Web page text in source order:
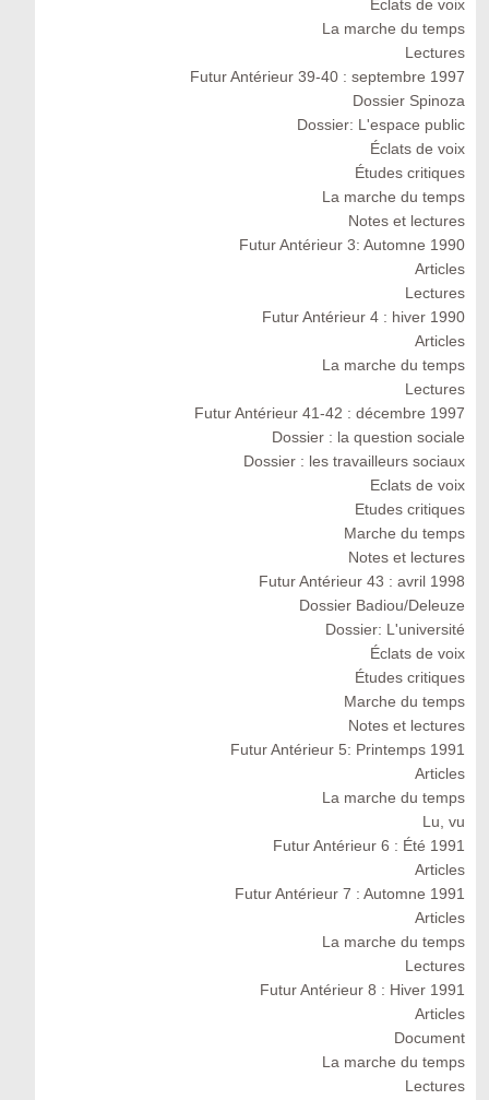
Eclats de voix
La marche du temps
Lectures
Futur Antérieur 39-40 : septembre 1997
Dossier Spinoza
Dossier: L'espace public
Éclats de voix
Études critiques
La marche du temps
Notes et lectures
Futur Antérieur 3: Automne 1990
Articles
Lectures
Futur Antérieur 4 : hiver 1990
Articles
La marche du temps
Lectures
Futur Antérieur 41-42 : décembre 1997
Dossier : la question sociale
Dossier : les travailleurs sociaux
Eclats de voix
Etudes critiques
Marche du temps
Notes et lectures
Futur Antérieur 43 : avril 1998
Dossier Badiou/Deleuze
Dossier: L'université
Éclats de voix
Études critiques
Marche du temps
Notes et lectures
Futur Antérieur 5: Printemps 1991
Articles
La marche du temps
Lu, vu
Futur Antérieur 6 : Été 1991
Articles
Futur Antérieur 7 : Automne 1991
Articles
La marche du temps
Lectures
Futur Antérieur 8 : Hiver 1991
Articles
Document
La marche du temps
Lectures